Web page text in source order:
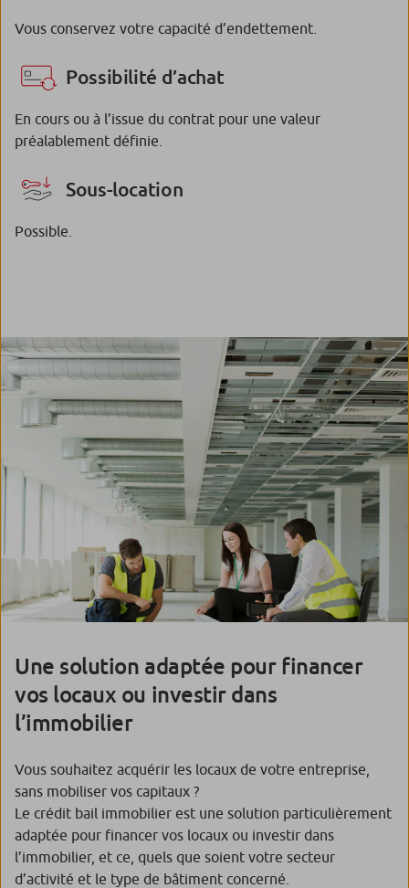
Vous conservez votre capacité d’endettement.
Possibilité d’achat
En cours ou à l’issue du contrat pour une valeur
préalablement définie.
Sous-location
Possible.
Une solution adaptée pour financer
vos locaux ou investir dans
l’immobilier
Vous souhaitez acquérir les locaux de votre entreprise,
sans mobiliser vos capitaux ?
Le crédit bail immobilier est une solution particulièrement
adaptée pour financer vos locaux ou investir dans
l’immobilier, et ce, quels que soient votre secteur
d’activité et le type de bâtiment concerné.